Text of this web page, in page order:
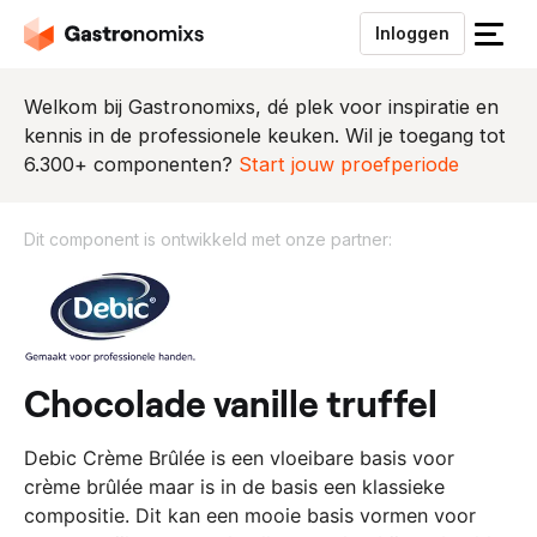
Inloggen
S
u
i
Welkom bij Gastronomixs, dé plek voor inspiratie en
kennis in de professionele keuken. Wil je toegang tot
6.300+ componenten? Start jouw proefperiode
Dit component is ontwikkeld met onze partner:
c
o
m
p
o
n
chocolade vanille truffel
​Debic Crème Brûlée is een vloeibare basis voor
crème brûlée maar is in de basis een klassieke
compositie. Dit kan een mooie basis vormen voor